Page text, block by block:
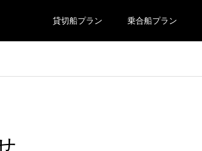
貸切船プラン 乗合船プラン